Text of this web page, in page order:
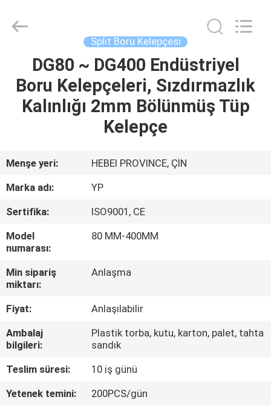
EVDE
ÜRÜNLER
FABRIKA
KALITE
BIZE
ULAŞIN
DURUMLAR
TRADE
CO.,LTD.
Split Boru Kelepçesi
DG80 ~ DG400 Endüstriyel
Boru Kelepçeleri, Sızdırmazlık
Kalınlığı 2mm Bölünmüş Tüp
Kelepçe
Menşe yeri:
HEBEI PROVINCE, ÇİN
Marka adı:
YP
Sertifika:
ISO9001, CE
Model
numarası:
80 MM-400MM
Min sipariş
miktarı:
Anlaşma
Fiyat:
Anlaşılabilir
Ambalaj
bilgileri:
Plastik torba, kutu, karton, palet, tahta
sandık
Teslim süresi:
10 iş günü
Yetenek temini:
200PCS/gün